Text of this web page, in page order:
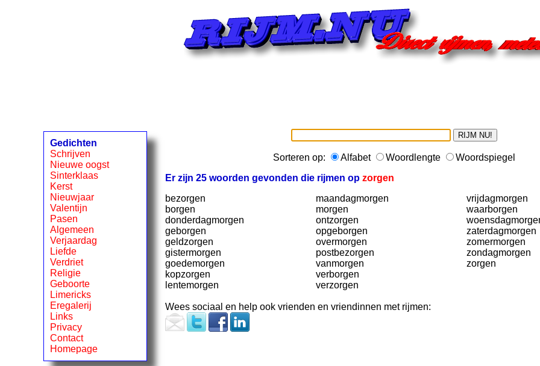
Gedichten
Schrijven
Nieuwe oogst
Sinterklaas
Kerst
Nieuwjaar
Valentijn
Pasen
Algemeen
Verjaardag
Liefde
Verdriet
Religie
Geboorte
Limericks
Eregalerij
Links
Privacy
Contact
Homepage
Sorteren op: Alfabet Woordlengte
Woordspiegel
Er zijn 25 woorden gevonden die rijmen op zorgen
bezorgen
borgen
donderdagmorgen
geborgen
geldzorgen
gistermorgen
goedemorgen
kopzorgen
lentemorgen
maandagmorgen
morgen
ontzorgen
opgeborgen
overmorgen
postbezorgen
vanmorgen
verborgen
verzorgen
vrijdagmorgen
waarborgen
zaterdagmorgen
zomermorgen
zondagmorgen
zorgen
Wees sociaal en help ook vrienden en vriendinnen met rijmen: